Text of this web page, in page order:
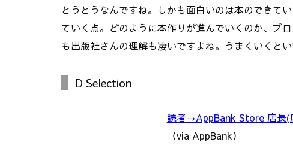
とうとうなんですね。しかも面白いのは本のできて
ていく点。どのように本作りが進んでいくのか、ブ
も出版社さんの理解も凄いですよね。うまくいくとい
D Selection
読者→AppBank Store 店長(
（via AppBank）